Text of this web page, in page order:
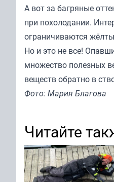
А вот за багряные
при похолодании.
ограничиваются
Но и это не все!
множество полезных
веществ обратно в
Фото: Мария Благова
Читайте